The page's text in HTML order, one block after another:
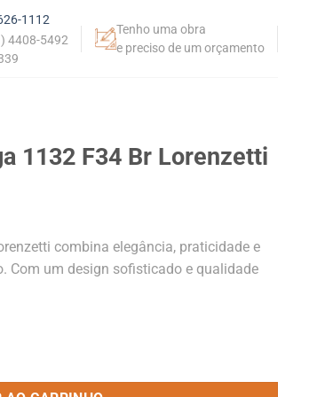
1112
4408-5492
Tenho uma obra
e preciso de um orçamento
1132 F34 Br Lorenzetti
combina elegância, praticidade e
Com um design sofisticado e qualidade
quantidade